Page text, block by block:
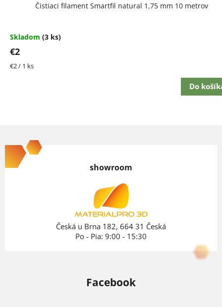
Čistiaci filament Smartfil natural 1,75 mm 10 metrov
Skladom (3 ks)
€2
Jednotková
€2 / 1 ks
Do
á
p
showroom
Česká u Brna 182, 664 31 Česká
Po - Pia: 9:00 - 15:30
Facebook